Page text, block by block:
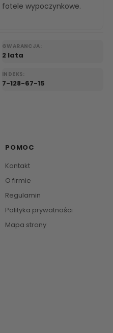
fotele wypoczynkowe.
GWARANCJA:
2 lata
INDEKS:
7-128-67-15
POMOC
Kontakt
O firmie
Regulamin
Polityka prywatności
Mapa strony